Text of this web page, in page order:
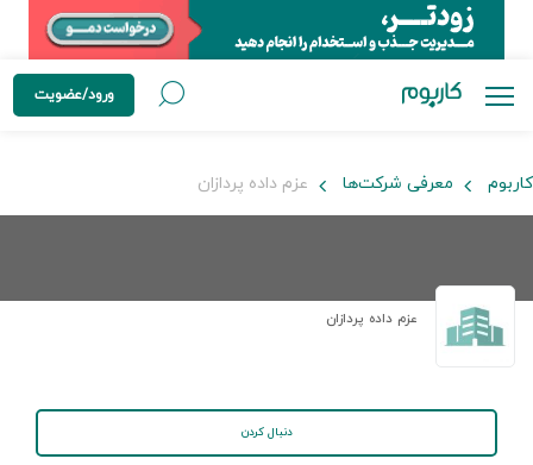
ورود/عضویت
کاربوم معرفی شرکت‌ها عزم داده پردازان
عزم داده پردازان
دنبال کردن